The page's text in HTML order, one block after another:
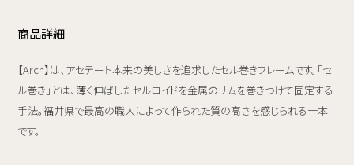
商品詳細
【Arch】は、アセテート本来の美しさを追求したセル巻きフレームです。「セ
ル巻き」とは、薄く伸ばしたセルロイドを金属のリムを巻きつけて固定する
手法。福井県で最高の職人によって作られた質の高さを感じられる一本
です。